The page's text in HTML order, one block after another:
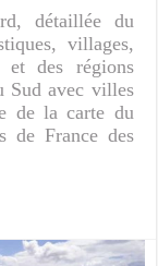
détaillée du
villages,
et des régions
Sud avec villes
de la carte du
de France des